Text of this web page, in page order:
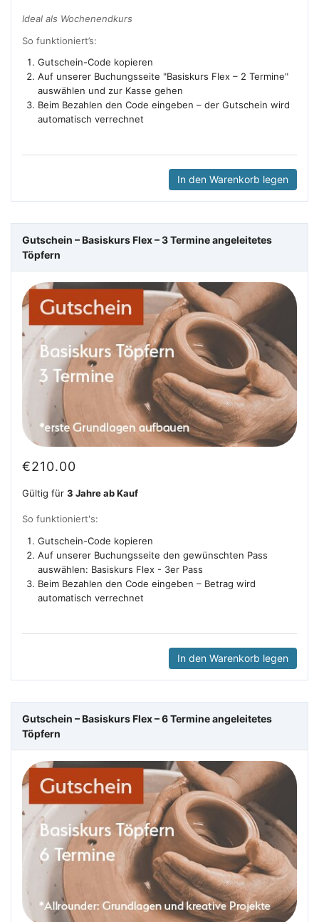
Ideal als Wochenendkurs
So funktioniert’s:
Gutschein-Code kopieren
Auf unserer Buchungsseite "Basiskurs Flex – 2 Termine"
auswählen und zur Kasse gehen
Beim Bezahlen den Code eingeben – der Gutschein wird
automatisch verrechnet
In den Warenkorb legen
Gutschein – Basiskurs Flex – 3 Termine angeleitetes
Töpfern
€210.00
Gültig für 3 Jahre ab Kauf
So funktioniert's:
Gutschein-Code kopieren
Auf unserer Buchungsseite den gewünschten Pass
auswählen: Basiskurs Flex - 3er Pass
Beim Bezahlen den Code eingeben – Betrag wird
automatisch verrechnet
In den Warenkorb legen
Gutschein – Basiskurs Flex – 6 Termine angeleitetes
Töpfern